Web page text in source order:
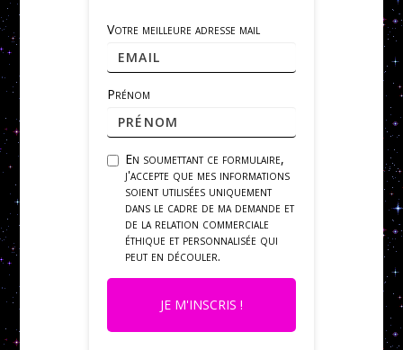
Votre meilleure adresse mail
Prénom
En soumettant ce formulaire,
j'accepte que mes informations
soient utilisées uniquement
dans le cadre de ma demande et
de la relation commerciale
éthique et personnalisée qui
peut en découler.
JE M'INSCRIS !